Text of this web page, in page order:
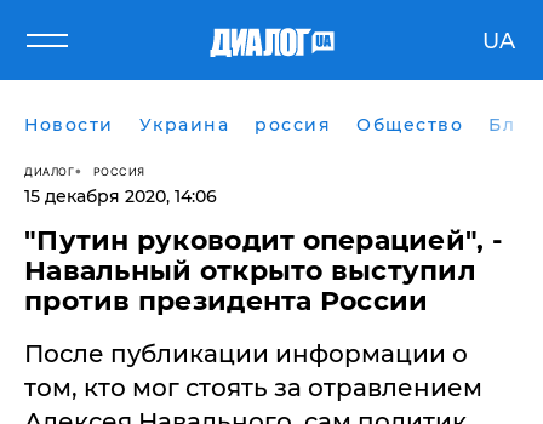
UA
Новости Украина россия Общество
ДИАЛОГ РОССИЯ
15 декабря 2020, 14:06
"Путин руководит операцией", -
Навальный открыто выступил
против президента России
После публикации информации о
том, кто мог стоять за отравлением